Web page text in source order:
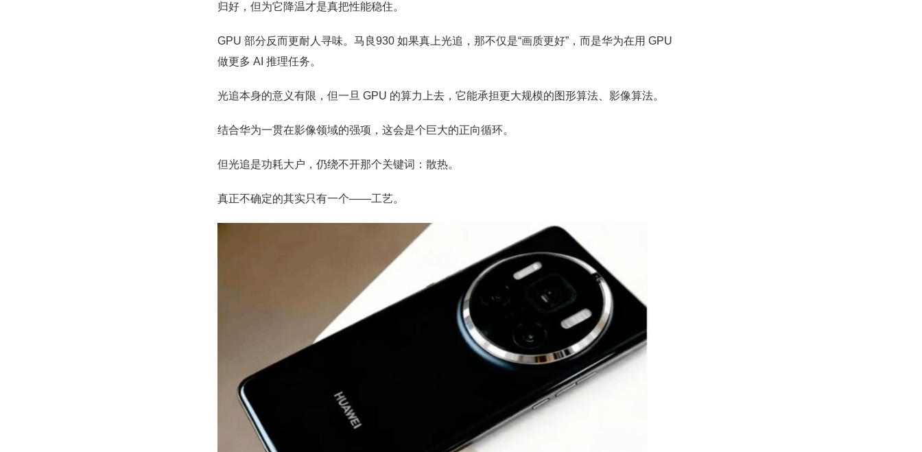
归好，但为它降温才是真把性能稳住。
GPU 部分反而更耐人寻味。马良930 如果真上光追，那不仅是“画质更好”，而是华为在用 GPU
做更多 AI 推理任务。
光追本身的意义有限，但一旦 GPU 的算力上去，它能承担更大规模的图形算法、影像算法。
结合华为一贯在影像领域的强项，这会是个巨大的正向循环。
但光追是功耗大户，仍绕不开那个关键词：散热。
真正不确定的其实只有一个——工艺。